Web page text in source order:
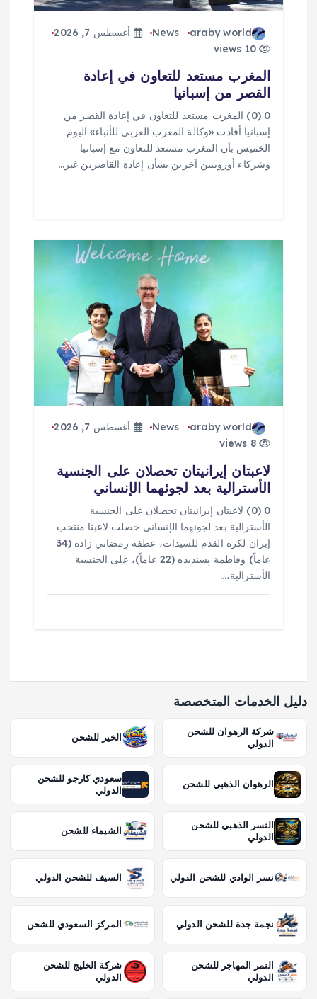
ت
araby world
News
أغسطس 7, 2026
10 views
المغرب مستعد للتعاون في إعادة
القصر من إسبانيا
0 (0) المغرب مستعد للتعاون في إعادة القصر من
إسبانيا أفادت «وكالة المغرب العربي للأنباء» اليوم
الخميس بأن المغرب مستعد للتعاون مع إسبانيا
وشركاء أوروبيين آخرين بشأن إعادة القاصرين غير…
araby world
News
أغسطس 7, 2026
8 views
لاعبتان إيرانيتان تحصلان على الجنسية
الأسترالية بعد لجوئهما الإنساني
0 (0) لاعبتان إيرانيتان تحصلان على الجنسية
الأسترالية بعد لجوئهما الإنساني حصلت لاعبتا منتخب
إيران لكرة القدم للسيدات، عطفه رمضاني زاده (34
عاماً) وفاطمة پسنديده (22 عاماً)، على الجنسية
الأسترالية،…
دليل الخدمات المتخصصة
شركة الرهوان للشحن
الدولي
الخير للشحن
الرهوان الذهبي للشحن
سعودي كارجو للشحن
الدولي
النسر الذهبي للشحن
الدولي
الشيماء للشحن
نسر الوادي للشحن الدولي السيف للشحن الدولي
نجمة جدة للشحن الدولي المركز السعودي للشحن
النمر المهاجر للشحن
الدولي
شركة الخليج للشحن
الدولي